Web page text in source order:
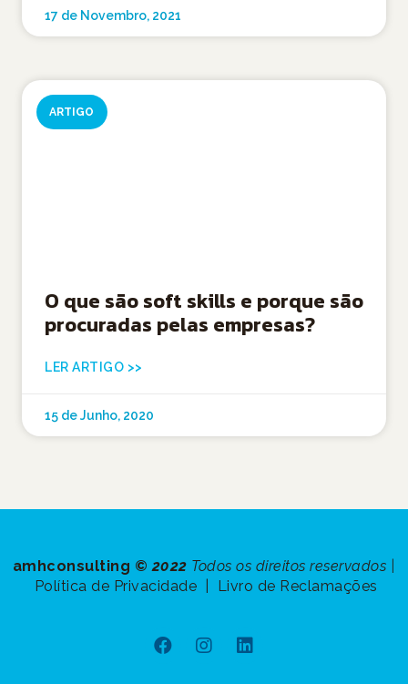
17 de Novembro, 2021
ARTIGO
O que são soft skills e porque são
procuradas pelas empresas?
LER ARTIGO >>
15 de Junho, 2020
amhconsulting © 2022 Todos os direitos reservados |
Política de Privacidade |
Livro de Reclamações